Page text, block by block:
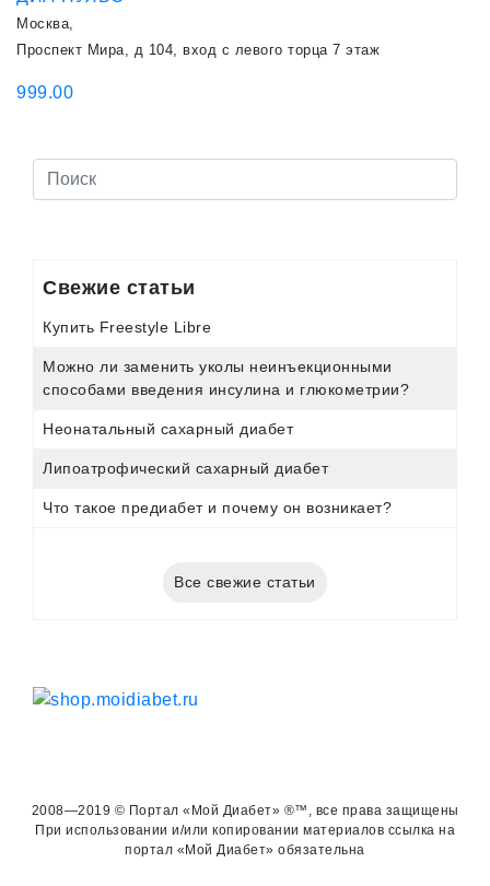
Москва,
Проспект Мира, д 104, вход с левого торца 7 этаж
999.00
Свежие статьи
Купить Freestyle Libre
Можно ли заменить уколы неинъекционными
способами введения инсулина и глюкометрии?
Неонатальный сахарный диабет
Липоатрофический сахарный диабет
Что такое предиабет и почему он возникает?
Все свежие статьи
2008—2019 © Портал «Мой Диабет» ®™, все права защищены
При использовании и/или копировании материалов ссылка на
портал «Мой Диабет» обязательна